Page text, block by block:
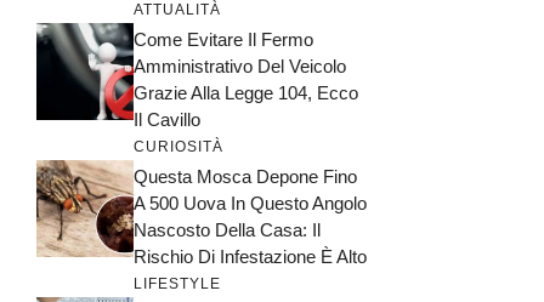
ATTUALITÀ
Come Evitare Il Fermo
Amministrativo Del Veicolo
Grazie Alla Legge 104, Ecco
Il Cavillo
CURIOSITÀ
Questa Mosca Depone Fino
A 500 Uova In Questo Angolo
Nascosto Della Casa: Il
Rischio Di Infestazione È Alto
LIFESTYLE